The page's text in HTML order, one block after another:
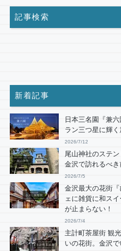
記事検索
新着記事
日本三名園『兼
ラン三つ星に輝
2026/7/12
尾山神社のステ
金沢で訪れるべ
2026/7/5
金沢最大の花街
ェに雑貨に和ス
が止まらない！
2026/7/4
主計町茶屋街 観
いの花街。金沢